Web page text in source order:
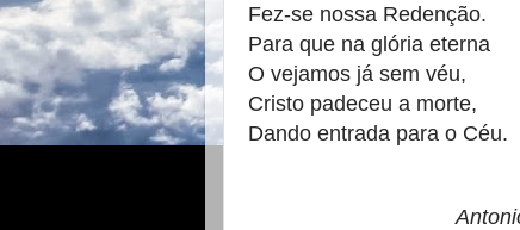
Fez-se nossa Redenção.
Para que na glória eterna
O vejamos já sem véu,
Cristo padeceu a morte,
Dando entrada para o Céu.